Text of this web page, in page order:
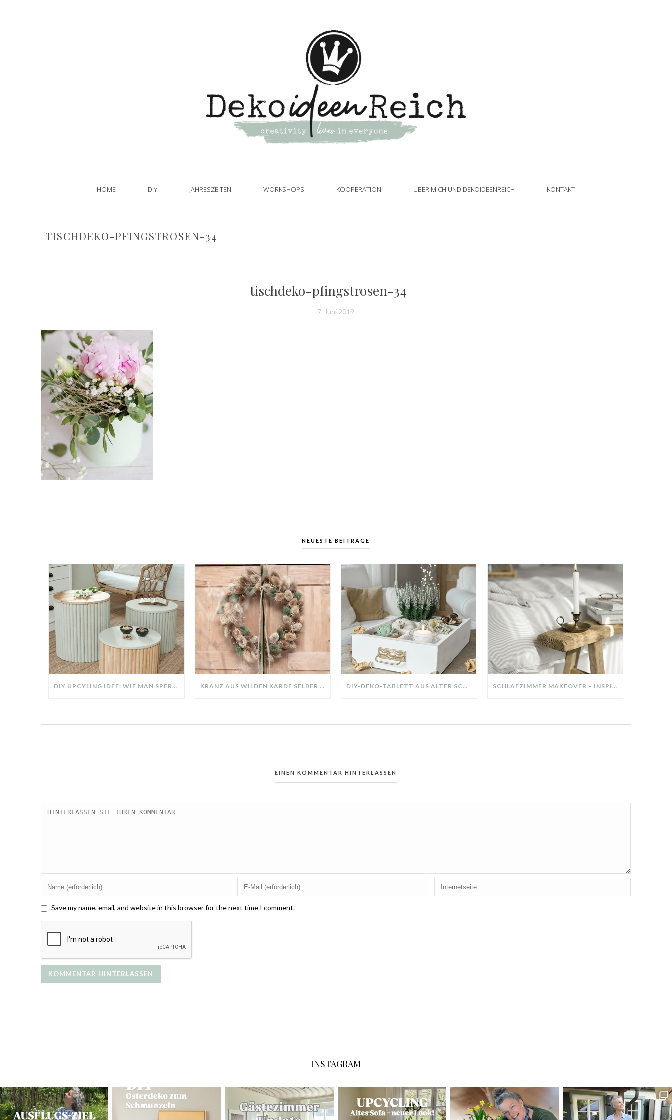
HOME DIY JAHRESZEITEN WORKSHOPS KOOPERATION ÜBER MICH UND DEKOIDEENREICH KONTAKT
TISCHDEKO-PFINGSTROSEN-34
tischdeko-pfingstrosen-34
7. Juni 2019
NEUESTE BEITRÄGE
DIY UPCYLING IDEE: WIE MAN SPERRMÜLL IN EIN DESIGNER TEIL VERWANDELT KRANZ AUS WILDEN KARDE SELBER MACHEN: HERBSTDEKO GANZ EINFACH DIY-DEKO-TABLETT AUS ALTER SCHUBLADE – NACHHALTIGE HERBSTDEKO SELBER MACHEN! SCHLAFZIMMER MAKEOVER – INSPIRATION FÜR DEIN SCHLAFZIMMER: AUS ALT MACH NEU – HELL, GEMÜTLICH UND EINLADEND
EINEN KOMMENTAR HINTERLASSEN
Save my name, email, and website in this browser for the next time I comment.
INSTAGRAM